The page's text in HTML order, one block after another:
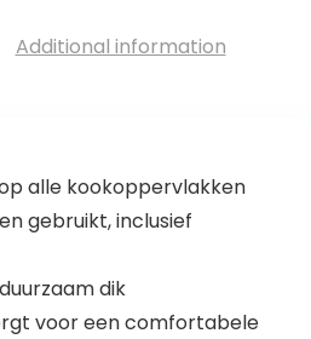
Additional information
alle kookoppervlakken
gebruikt, inclusief
dik
voor een comfortabele